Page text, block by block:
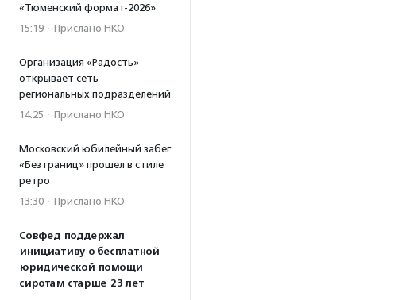
«Тюменский формат-2026»
15:19 · Прислано НКО
Организация «Радость»
открывает сеть
региональных подразделений
14:25 · Прислано НКО
Московский юбилейный забег
«Без границ» прошел в стиле
ретро
13:30 · Прислано НКО
Совфед поддержал
инициативу о бесплатной
юридической помощи
сиротам старше 23 лет